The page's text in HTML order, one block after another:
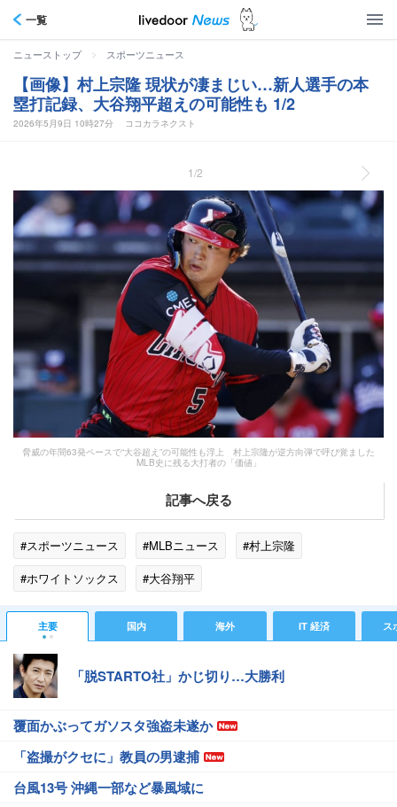
一覧
ニューストップ > スポーツニュース
【画像】村上宗隆 現状が凄まじい…新人選手の本
塁打記録、大谷翔平超えの可能性も 1/2
2026年5月9日 10時27分 ココカラネクスト
1/2
脅威の年間63発ペースで“大谷超え”の可能性も浮上 村上宗隆が逆方向弾で呼び覚ました
MLB史に残る大打者の「価値」
記事へ戻る
#スポーツニュース #MLBニュース
#村上宗隆
#ホワイトソックス
#大谷翔平
主要 国内 海外 IT 経済 ス
「脱STARTO社」かじ切り…大勝利
覆面かぶってガソスタ強盗未遂か
「盗撮がクセに」教員の男逮捕
台風13号 沖縄一部など暴風域に